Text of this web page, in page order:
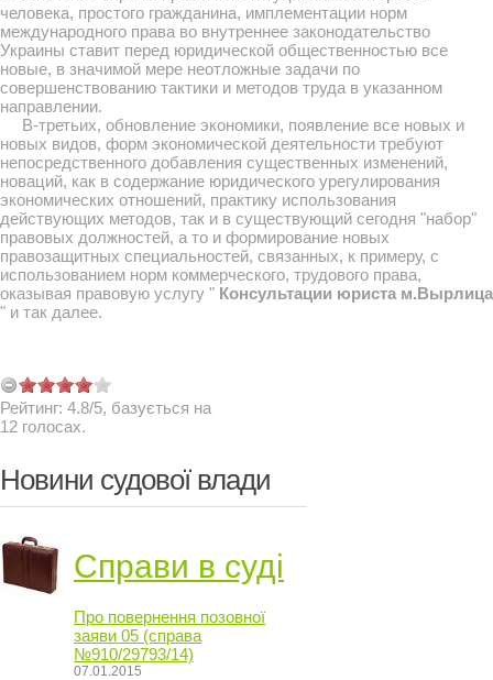
человека, простого гражданина, имплементации норм
международного права во внутреннее законодательство
Украины ставит перед юридической общественностью все
новые, в значимой мере неотложные задачи по
совершенствованию тактики и методов труда в указанном
направлении.
В-третьих, обновление экономики, появление все новых и
новых видов, форм экономической деятельности требуют
непосредственного добавления существенных изменений,
новаций, как в содержание юридического урегулирования
экономических отношений, практику использования
действующих методов, так и в существующий сегодня "набор"
правовых должностей, а то и формирование новых
правозащитных специальностей, связанных, к примеру, с
использованием норм коммерческого, трудового права,
оказывая правовую услугу " Консультации юриста м.Вырлица
" и так далее.
Рейтинг: 4.8/5, базується на
12 голосах.
Новини судової влади
Справи в суді
Про повернення позовної
заяви 05 (справа
№910/29793/14)
07.01.2015